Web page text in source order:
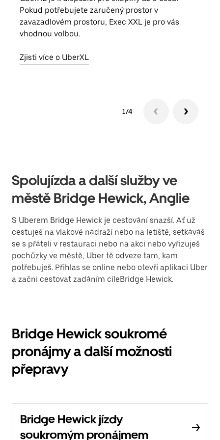
Pokud potřebujete zaručený prostor v
zavazadlovém prostoru, Exec XXL je pro vás
vhodnou volbou.
Zjisti více o UberXL
1/4
Spolujízda a další služby ve
městě Bridge Hewick, Anglie
S Uberem Bridge Hewick je cestování snazší. Ať už
cestuješ na vlakové nádraží nebo na letiště, setkáváš
se s přáteli v restauraci nebo na akci nebo vyřizuješ
pochůzky ve městě, Uber tě odveze tam, kam
potřebuješ. Přihlas se online nebo otevři aplikaci Uber
a začni cestovat zadáním cíleBridge Hewick.
Bridge Hewick soukromé
pronájmy a další možnosti
přepravy
Bridge Hewick jízdy
soukromým pronájmem